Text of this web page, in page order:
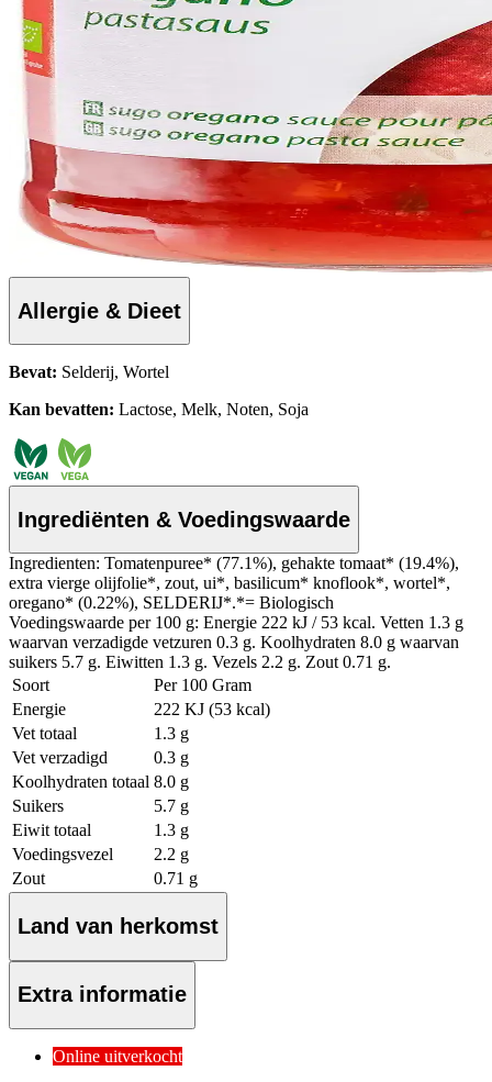
Allergie & Dieet
Bevat: Selderij, Wortel
Kan bevatten: Lactose, Melk, Noten, Soja
Ingrediënten & Voedingswaarde
Ingredienten: Tomatenpuree* (77.1%), gehakte tomaat* (19.4%),
extra vierge olijfolie*, zout, ui*, basilicum* knoflook*, wortel*,
oregano* (0.22%), SELDERIJ*.*= Biologisch
Voedingswaarde per 100 g: Energie 222 kJ / 53 kcal. Vetten 1.3 g
waarvan verzadigde vetzuren 0.3 g. Koolhydraten 8.0 g waarvan
suikers 5.7 g. Eiwitten 1.3 g. Vezels 2.2 g. Zout 0.71 g.
Soort
Per 100 Gram
Energie
222 KJ (53 kcal)
Vet totaal
1.3 g
Vet verzadigd
0.3 g
Koolhydraten totaal 8.0 g
Suikers
5.7 g
Eiwit totaal
1.3 g
Voedingsvezel
2.2 g
Zout
0.71 g
Land van herkomst
Extra informatie
Online uitverkocht